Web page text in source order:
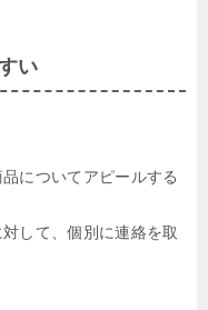
い
についてアピールする
して、個別に連絡を取